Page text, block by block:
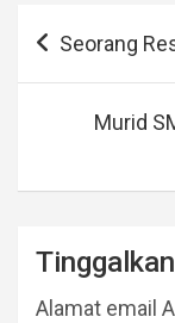
posSeorang
Murid
Alamat email